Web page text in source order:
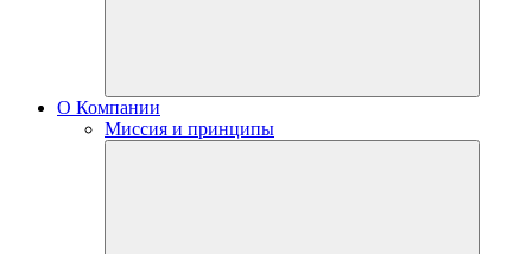
О Компании
Миссия и принципы